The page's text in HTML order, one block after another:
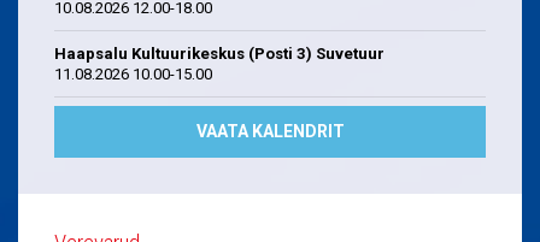
10.08.2026 12.00-18.00
Haapsalu Kultuurikeskus (Posti 3) Suvetuur
11.08.2026 10.00-15.00
VAATA KALENDRIT